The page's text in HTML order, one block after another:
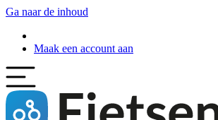
Ga naar de inhoud
Maak een account aan